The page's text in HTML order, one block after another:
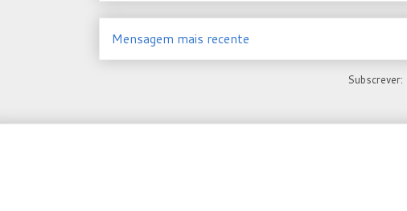
Mensagem mais recente
Subscrever: